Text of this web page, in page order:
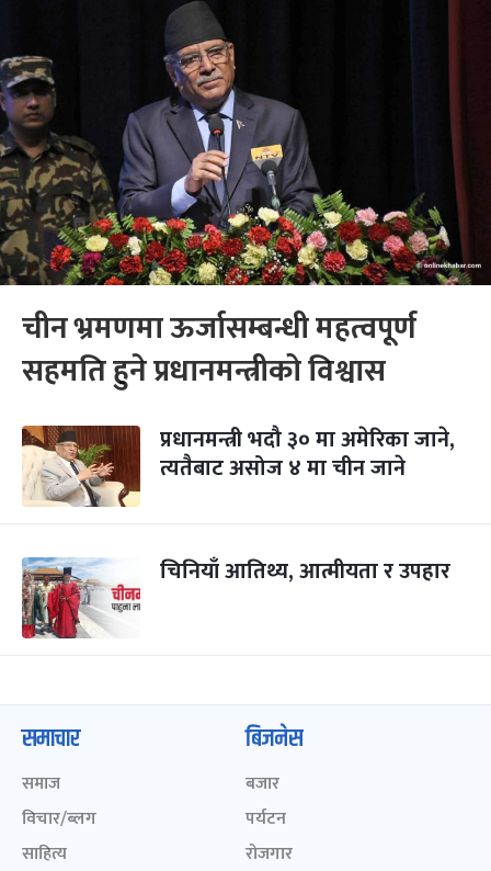
चीन भ्रमणमा ऊर्जासम्बन्धी महत्वपूर्ण
सहमति हुने प्रधानमन्त्रीको विश्वास
प्रधानमन्त्री भदौ ३० मा अमेरिका जाने,
त्यतैबाट असोज ४ मा चीन जाने
चिनियाँ आतिथ्य, आत्मीयता र उपहार
समाचार
समाज
विचार/ब्लग
साहित्य
बिजनेस
बजार
पर्यटन
रोजगार